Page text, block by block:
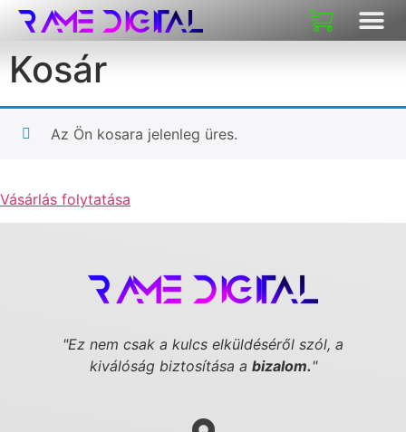
Kosár
Az Ön kosara jelenleg üres.
Vásárlás folytatása
"Ez nem csak a kulcs elküldéséről szól, a
kiválóság biztosítása a bizalom."